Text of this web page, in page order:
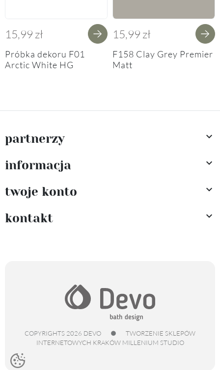
15,99 zł
Próbka dekoru F01
Arctic White HG
15,99 zł
F158 Clay Grey Premier
Matt
partnerzy 
informacja 
twoje konto 
kontakt 
COPYRIGHTS 2026 DEVO ●
TWORZENIE SKLEPÓW
INTERNETOWYCH KRAKÓW MILLENIUM STUDIO